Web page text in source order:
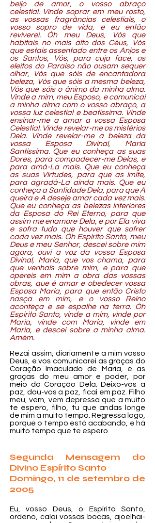
beijo de amor, o vosso abraço
celestial. Vinde soprar em meu rosto,
as vossas fragrâncias celestiais, o
vosso sopro de vida, e eu então
reviverei. Óh meu Deus, Vós que
habitais no mais alto dos Céus, Vós
que estais assentado entre os Anjos e
os Santos, Vós, para cuja face, os
eleitos do Paraíso não ousam sequer
olhar, Vós que sóis de encantadora
beleza, Vós que sóis a mesma beleza,
Vós que sóis o ânimo da minha alma.
Vinde a mim, meu Esposo, e comunicai
a minha alma com o vosso abraço, a
vossa luz celestial e beatíssima. Vinde
ensinar-me a amar a vossa Esposa
Celestial. Vinde revelar-me os mistérios
Dela. Vinde revelar-me a beleza da
vossa Esposa Divinal, Maria
Santíssima. Que eu conheça as suas
Dores, para compadecer-me Delas, e
para amá-La mais. Que eu conheça
as suas Virtudes, para que as imite,
para agradá-La ainda mais. Que eu
conheça a Santidade Dela, para que A
queira e A deseje amar cada vez mais.
Que eu conheça as belezas interiores
da Esposa do Rei Eterno, para que
assim me enamore Dela, e por Ela viva
e sofra tudo que houver que sofrer
cada vez mais. Óh Espírito Santo, meu
Deus e meu Senhor, descei sobre mim
agora, ouvi a voz da vossa Esposa
Divinal, Maria, que vos chama, para
que venhais sobre mim, e para que
opereis em mim a obra das vossas
obras, que é amar e obedecer vossa
Esposa Maria, para que então Cristo
nasça em mim, e o vosso Reino
aconteça e se espalhe na terra. Óh
Espírito Santo, vinde a mim, vinde por
Maria, vinde com Maria, vinde em
Maria, e descei sobre a minha alma.
Amém.
Rezai assim, diariamente a mim vosso
Deus, e vos comunicarei as graças do
Coração Imaculado de Maria, e as
graças do meu amor e poder, por
meio do Coração Dela. Deixo-vos a
paz, dou-vos a paz, ficai em paz. Filho
meu, vem, vem depressa que a muito
te espero, filho, tu que andas longe
de mim a muito tempo. Regressa logo,
porque o tempo está acabando, e há
muito tempo que te espero.
Segunda Mensagem do
Divino Espírito Santo
Domingo, 11 de setembro de
2005
Eu, vosso Deus, o Espírito Santo,
ordeno, calai vossas bocas, ajoelhai-